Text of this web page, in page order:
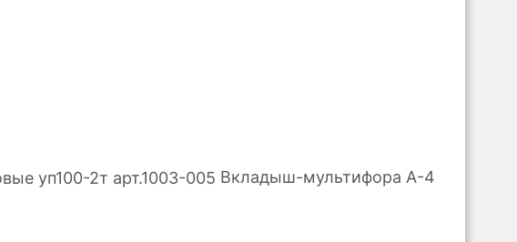
Вкладыш-мультифора A-4